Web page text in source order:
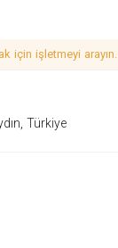
için işletmeyi arayın.
Türkiye